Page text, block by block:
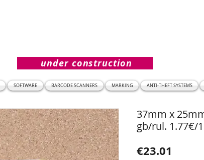
under construction
SOFTWARE BARCODE SCANNERS MARKING ANTI-THEFT SYSTEMS
37mm x
gb/rul. 1.77€/
€23.01